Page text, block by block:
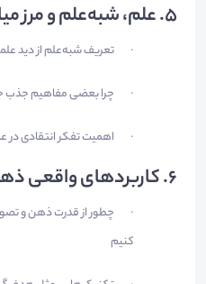
5. علم، شبه‌علم و مرز
· تعریف شبه‌علم از دید
· چرا بعضی مفاهیم جذب
· اهمیت تفکر انتقادی در
6. کاربردهای واقعی
· چطور از قدرت ذهن و
کنیم